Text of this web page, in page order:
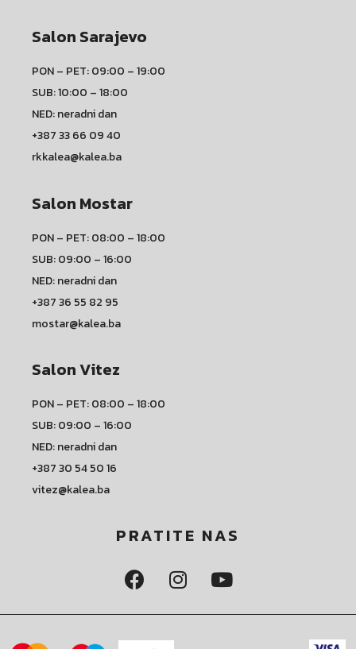
Salon Sarajevo
PON – PET: 09:00 – 19:00
SUB: 10:00 – 18:00
NED: neradni dan
+387 33 66 09 40
rkkalea@kalea.ba
Salon Mostar
PON – PET: 08:00 – 18:00
SUB: 09:00 – 16:00
NED: neradni dan
+387 36 55 82 95
mostar@kalea.ba
Salon Vitez
PON – PET: 08:00 – 18:00
SUB: 09:00 – 16:00
NED: neradni dan
+387 30 54 50 16
vitez@kalea.ba
PRATITE NAS